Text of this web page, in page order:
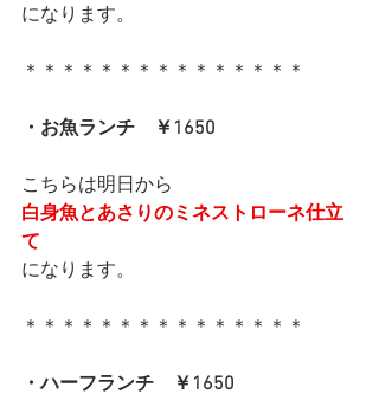
になります。
＊＊＊＊＊＊＊＊＊＊＊＊＊＊＊
・お魚ランチ　￥1650
こちらは明日から
白身魚とあさりのミネストローネ仕立
て
になります。
＊＊＊＊＊＊＊＊＊＊＊＊＊＊＊
・ハーフランチ　￥1650